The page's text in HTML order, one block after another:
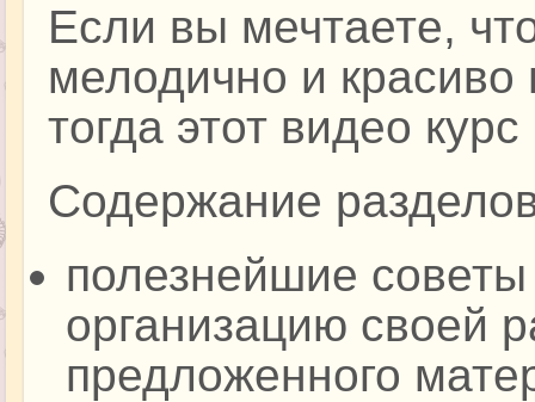
Если вы мечтаете,
мелодично и
тогда этот видео
Содержание
полезнейшие
организацию своей
предложенного